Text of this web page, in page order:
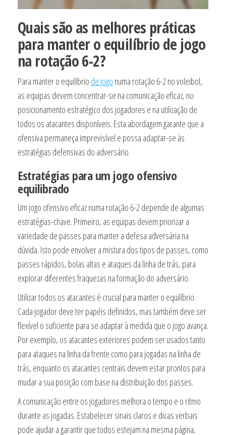
Quais são as melhores práticas
para manter o equilíbrio de jogo
na rotação 6-2?
Para manter o equilíbrio de jogo numa rotação 6-2 no voleibol,
as equipas devem concentrar-se na comunicação eficaz, no
posicionamento estratégico dos jogadores e na utilização de
todos os atacantes disponíveis. Esta abordagem garante que a
ofensiva permaneça imprevisível e possa adaptar-se às
estratégias defensivas do adversário.
Estratégias para um jogo ofensivo
equilibrado
Um jogo ofensivo eficaz numa rotação 6-2 depende de algumas
estratégias-chave. Primeiro, as equipas devem priorizar a
variedade de passes para manter a defesa adversária na
dúvida. Isto pode envolver a mistura dos tipos de passes, como
passes rápidos, bolas altas e ataques da linha de trás, para
explorar diferentes fraquezas na formação do adversário.
Utilizar todos os atacantes é crucial para manter o equilíbrio.
Cada jogador deve ter papéis definidos, mas também deve ser
flexível o suficiente para se adaptar à medida que o jogo avança.
Por exemplo, os atacantes exteriores podem ser usados tanto
para ataques na linha da frente como para jogadas na linha de
trás, enquanto os atacantes centrais devem estar prontos para
mudar a sua posição com base na distribuição dos passes.
A comunicação entre os jogadores melhora o tempo e o ritmo
durante as jogadas. Estabelecer sinais claros e dicas verbais
pode ajudar a garantir que todos estejam na mesma página,